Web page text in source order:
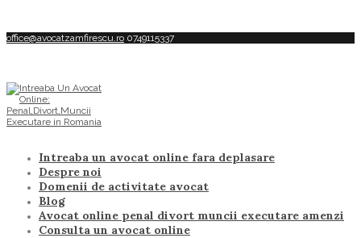
office@avocatzamfirescu.ro 0749115337
Intreaba un avocat online fara deplasare
Despre noi
Domenii de activitate avocat
Blog
Avocat online penal divort muncii executare amenzi
Consulta un avocat online